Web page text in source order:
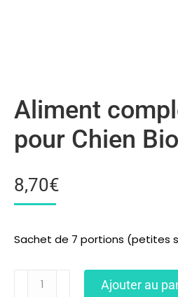
Aliment
pour Chien
8,70€
Sachet de 7 portions (petites
Ajouter au